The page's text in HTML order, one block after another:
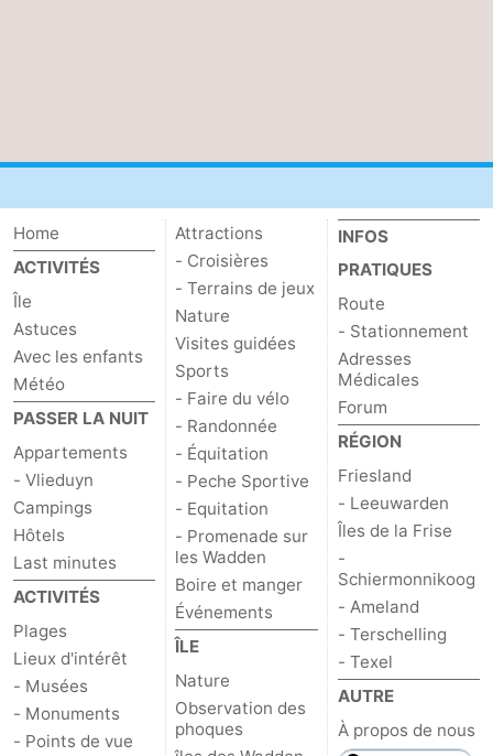
Home
ACTIVITÉS
Île
Astuces
Avec les enfants
Météo
PASSER LA NUIT
Appartements
- Vlieduyn
Campings
Hôtels
Last minutes
ACTIVITÉS
Plages
Lieux d'intérêt
- Musées
- Monuments
- Points de vue
Attractions
- Croisières
- Terrains de jeux
Nature
Visites guidées
Sports
- Faire du vélo
- Randonnée
- Équitation
- Peche Sportive
- Equitation
- Promenade sur
les Wadden
Boire et manger
Événements
ÎLE
Nature
Observation des
phoques
INFOS
PRATIQUES
Route
- Stationnement
Adresses
Médicales
Forum
RÉGION
Friesland
- Leeuwarden
Îles de la Frise
-
Schiermonnikoog
- Ameland
- Terschelling
- Texel
AUTRE
À propos de nous